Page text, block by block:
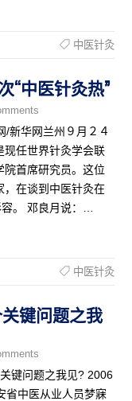
中医针灸
“中医针灸热”
华网兰州９月２４
现任世界针灸学会联
院首席研究员。这位
，在谈到中医针灸在
。 邓良月说：…
中医针灸
关键问题之我
键问题之我见? 2006
省中医从业人员梦寐